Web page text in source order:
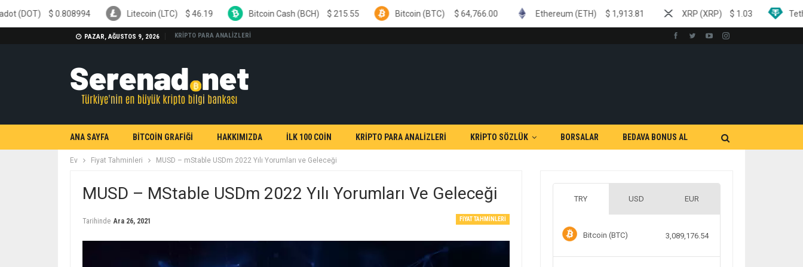
PAZAR, AĞUSTOS 9, 2026 KRİPTO PARA ANALİZLERİ
ANA SAYFA BİTCOİN GRAFİĞİ HAKKIMIZDA İLK 100 COİN KRİPTO PARA ANALİZLERİ KRİPTO SÖZLÜK BORSALAR BEDAVA BONUS AL
Ev Fiyat Tahminleri MUSD – mStable USDm 2022 Yılı Yorumları ve Geleceği
MUSD – MStable USDm 2022 Yılı Yorumları Ve Geleceği
FIYAT TAHMINLERI
Tarihinde Ara 26, 2021
TRY USD EUR
Bitcoin (BTC) 3,089,176.54
Litecoin (LTC) $ 46.19 Bitcoin Cash (BCH) $215.55 Bitcoin (BTC) $ 64,766.00 Ethereum (ETH) $1,913.81 XRP (XRP) $1.03 Tether (USDT) $